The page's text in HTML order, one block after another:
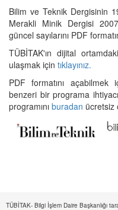
Bilim ve Teknik Dergisinin
Merakli Minik Dergisi
güncel sayılarını PDF
TÜBİTAK'ın dijital
ulaşmak için tıklayınız.
PDF formatını
benzeri bir programa
programını buradan ücretsiz
TÜBİTAK- Bilgi İşlem Daire Başkanlığı